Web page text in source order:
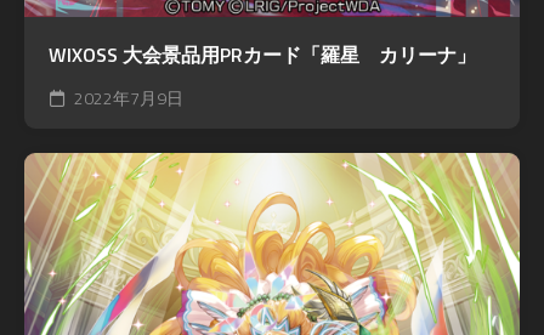
WIXOSS 大会景品用PRカード「羅星 カリーナ」
2022年7月9日